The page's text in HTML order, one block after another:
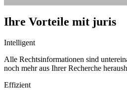
Ihre Vorteile mit juris
Intelligent
Alle Rechtsinformationen sind
noch mehr aus Ihrer Recherche
Effizient